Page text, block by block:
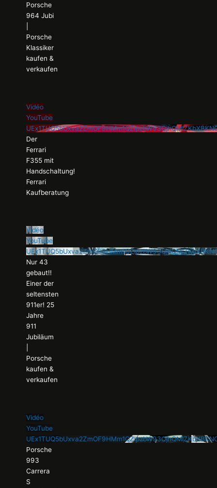
Porsche
964 Jubi
Porsche
Klassiker
kaufen &
verkaufen
Vidéo
YouTube
Der
Ferrari
F355 mit
Handschaltung!
Ferrari
Kaufberatung
Vidéo
YouTube
Nur 43
gebaut!!
Einer der
seltensten
911er! 25
Jahre
911
Jubiläum
Porsche
kaufen &
verkaufen
Vidéo
YouTube
Porsche
993
Carrera
S